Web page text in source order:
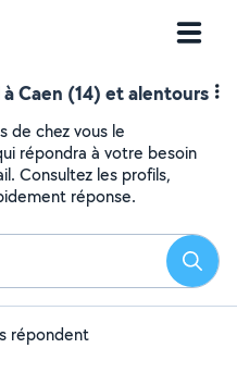
Caen (14) et alentours
de chez vous le
répondra à votre besoin
Consultez les profils,
réponse.
répondent